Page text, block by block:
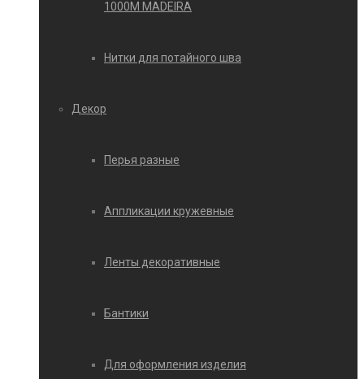
1000М MADEIRA
Нитки для потайного шва
Декор
Перья разные
Аппликации кружевные
Ленты декоративные
Бантики
Для оформления изделия